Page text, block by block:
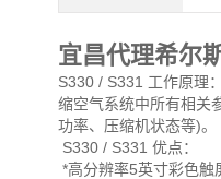
宜昌代理希尔
S330 / S3​31 工作原理
缩空气系统中所有相关
功率、压缩机状态等)。
S330 / S331 优点：
*高分辨率5英寸彩色触